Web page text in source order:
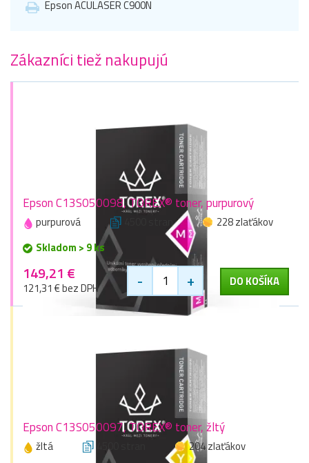
Epson ACULASER C900N
Zákazníci tiež nakupujú
Epson C13S050098, TOREX® toner, purpurový
purpurová 4500 stran
228 zlaťákov
Skladom > 9 ks
149,21 €
121,31 € bez DPH - + DO KOŠÍKA
Epson C13S050097, TOREX® toner, žltý
žltá 4500 stran
204 zlaťákov